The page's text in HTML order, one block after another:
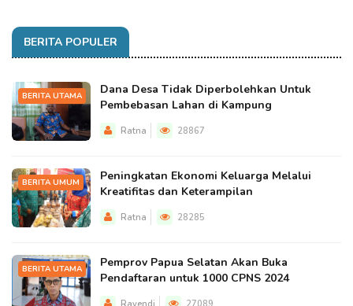
BERITA POPULER
BERITA UTAMA
Dana Desa Tidak Diperbolehkan Untuk
Pembebasan Lahan di Kampung
Ratna 28867
BERITA UMUM
Peningkatan Ekonomi Keluarga Melalui
Kreatifitas dan Keterampilan
Ratna 28285
BERITA UTAMA
Pemprov Papua Selatan Akan Buka
Pendaftaran untuk 1000 CPNS 2024